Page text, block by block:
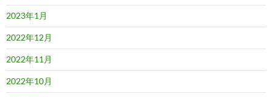
2023年1月
2022年12月
2022年11月
2022年10月